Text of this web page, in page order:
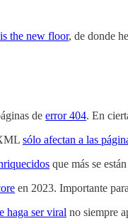
the new floor, de donde
de error 404. En
sólo afectan a las
que más se
en 2023. Importante
haga ser viral no siempre